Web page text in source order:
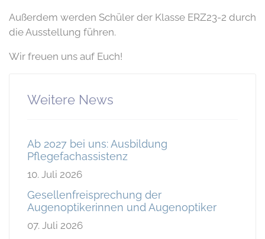
Außerdem werden Schüler der Klasse ERZ23-2 durch
die Ausstellung führen.
Wir freuen uns auf Euch!
Weitere News
Ab 2027 bei uns: Ausbildung
Pflegefachassistenz
10. Juli 2026
Gesellenfreisprechung der
Augenoptikerinnen und Augenoptiker
07. Juli 2026